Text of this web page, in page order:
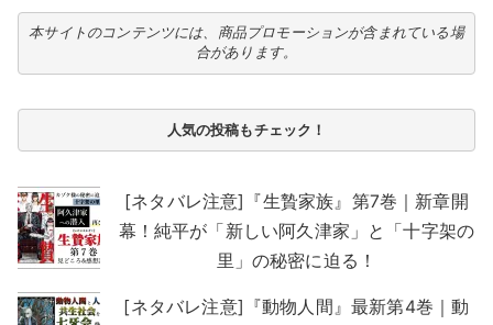
本サイトのコンテンツには、商品プロモーションが含まれている場
合があります。
人気の投稿もチェック！
[ネタバレ注意]『生贄家族』第7巻｜新章開
幕！純平が「新しい阿久津家」と「十字架の
里」の秘密に迫る！
[ネタバレ注意]『動物人間』最新第4巻｜動